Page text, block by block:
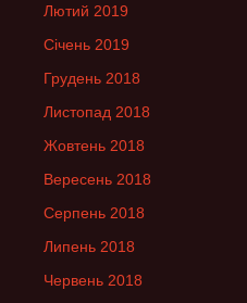
Лютий 2019
Січень 2019
Грудень 2018
Листопад 2018
Жовтень 2018
Вересень 2018
Серпень 2018
Липень 2018
Червень 2018